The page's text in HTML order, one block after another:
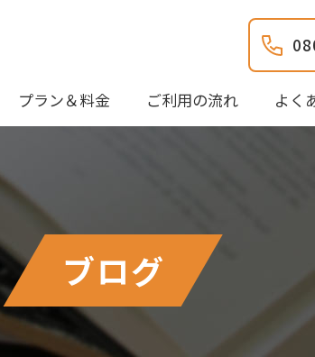
プラン＆料金 ご利用の流れ よく
ブログ